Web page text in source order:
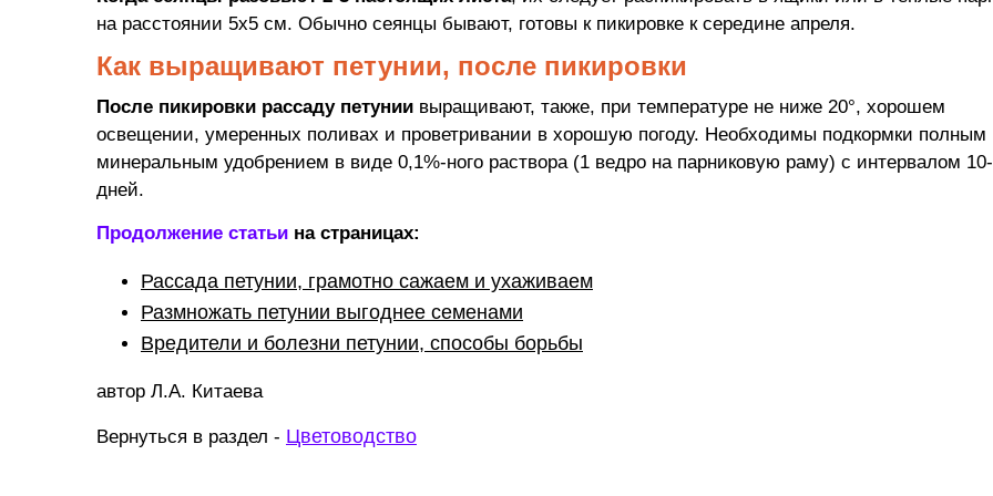
на расстоянии 5х5 см. Обычно сеянцы бывают, готовы к пикировке к середине апреля.
Как выращивают петунии, после пикировки
После пикировки рассаду петунии выращивают, также, при температуре не ниже 20°, хорошем
освещении, умеренных поливах и проветривании в хорошую погоду. Необходимы подкормки полным
минеральным удобрением в виде 0,1%-ного раствора (1 ведро на парниковую раму) с интервалом
дней.
Продолжение статьи на страницах:
Рассада петунии, грамотно сажаем и ухаживаем
Размножать петунии выгоднее семенами
Вредители и болезни петунии, способы борьбы
автор Л.А. Китаева
Вернуться в раздел - Цветоводство